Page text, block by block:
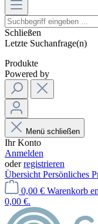
Schließen
Letzte Suchanfrage(n)
Produkte
Powered by
Menü schließen
Ihr Konto
Anmelden
oderregistrieren
Übersicht Persönliches
0,00 € Warenkorb
0,00 €.